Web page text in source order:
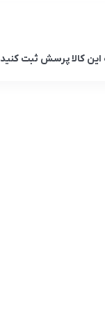
این کالا پرسش ثبت کنید